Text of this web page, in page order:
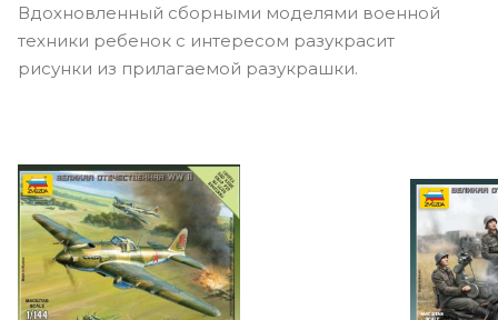
Вдохновленный сборными моделями военной
техники ребенок с интересом разукрасит
рисунки из прилагаемой разукрашки.